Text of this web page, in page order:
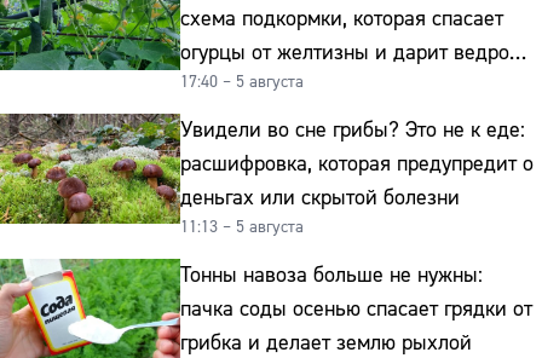
схема подкормки, которая спасает
огурцы от желтизны и дарит ведро
урожая
17:40 – 5 августа
Увидели во сне грибы? Это не к еде:
расшифровка, которая предупредит о
деньгах или скрытой болезни
11:13 – 5 августа
Тонны навоза больше не нужны:
пачка соды осенью спасает грядки от
грибка и делает землю рыхлой